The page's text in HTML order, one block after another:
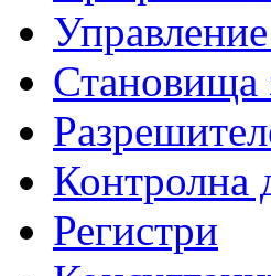
Становища
Контролна
Регистри